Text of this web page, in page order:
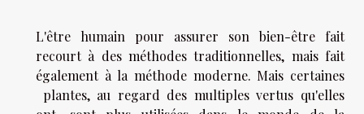
L'être humain pour assurer son bien-être fait
recourt à des méthodes traditionnelles, mais fait
également à la méthode moderne. Mais certaines
plantes, au regard des multiples vertus qu'elles